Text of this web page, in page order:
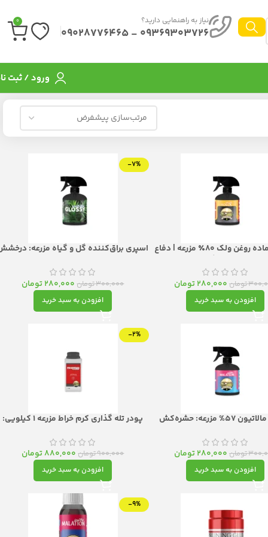
نیاز به راهنمایی دارید؟
09369303726 - 09028776465
0
ورود / ثبت
اسپری آماده روغن ولک ۸۰٪ مزرعه | دفاع
خانه تا باغات
تومان 280,000تومان
افزودن به سبد خرید
-7%
اسپری براق‌کننده گل و گیاه مزرعه:
300,000تومان 280,000تومان
افزودن به سبد خرید
اسپری مالاتیون ۵۷% مزرعه: حشره‌کش
تومان 280,000تومان
افزودن به سبد خرید
-2%
پودر تله گذاری کرم خراط مزرعه 1 کیلویی:
900,000تومان 880,000تومان
افزودن به سبد خرید
-9%